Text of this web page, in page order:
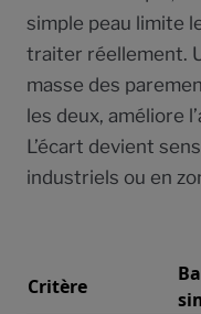
simple peau limite
traiter réellement.
masse des
les deux, améliore
L’écart devient
industriels ou en
Critère